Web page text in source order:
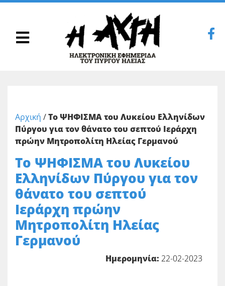
Αρχική /Το ΨΗΦΙΣΜΑ του Λυκείου Ελληνίδων
Πύργου για τον θάνατο του σεπτού Ιεράρχη
πρώην Μητροπολίτη Ηλείας Γερμανού
Το ΨΗΦΙΣΜΑ του Λυκείου
Ελληνίδων Πύργου για τον
θάνατο του σεπτού
Ιεράρχη πρώην
Μητροπολίτη Ηλείας
Γερμανού
Ημερομηνία: 22-02-2023